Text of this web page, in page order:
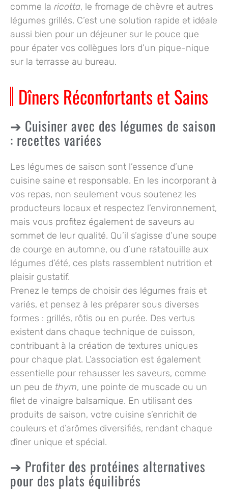
comme la ricotta, le fromage de chèvre et autres
légumes grillés. C’est une solution rapide et idéale
aussi bien pour un déjeuner sur le pouce que
pour épater vos collègues lors d’un pique-nique
sur la terrasse au bureau.
Dîners Réconfortants et Sains
Cuisiner avec des légumes de saison
: recettes variées
Les légumes de saison sont l’essence d’une
cuisine saine et responsable. En les incorporant à
vos repas, non seulement vous soutenez les
producteurs locaux et respectez l’environnement,
mais vous profitez également de saveurs au
sommet de leur qualité. Qu’il s’agisse d’une soupe
de courge en automne, ou d’une ratatouille aux
légumes d’été, ces plats rassemblent nutrition et
plaisir gustatif.
Prenez le temps de choisir des légumes frais et
variés, et pensez à les préparer sous diverses
formes : grillés, rôtis ou en purée. Des vertus
existent dans chaque technique de cuisson,
contribuant à la création de textures uniques
pour chaque plat. L’association est également
essentielle pour rehausser les saveurs, comme
un peu de thym, une pointe de muscade ou un
filet de vinaigre balsamique. En utilisant des
produits de saison, votre cuisine s’enrichit de
couleurs et d’arômes diversifiés, rendant chaque
dîner unique et spécial.
Profiter des protéines alternatives
pour des plats équilibrés